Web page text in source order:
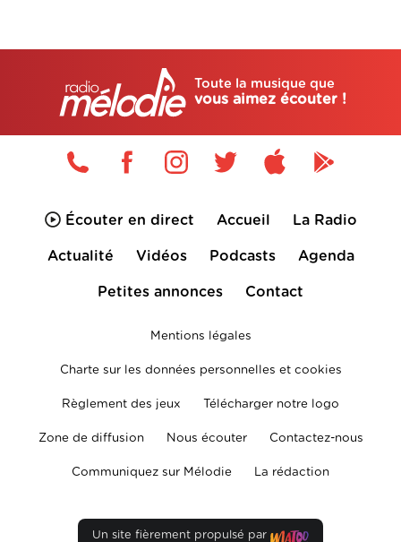
Toute la musique que
vous aimez écouter !
Écouter en direct Accueil La Radio
Actualité Vidéos Podcasts Agenda
Petites annonces Contact
Mentions légales
Charte sur les données personnelles et cookies
Règlement des jeux Télécharger notre logo
Zone de diffusion Nous écouter Contactez-nous
Communiquez sur Mélodie La rédaction
Un site fièrement propulsé par